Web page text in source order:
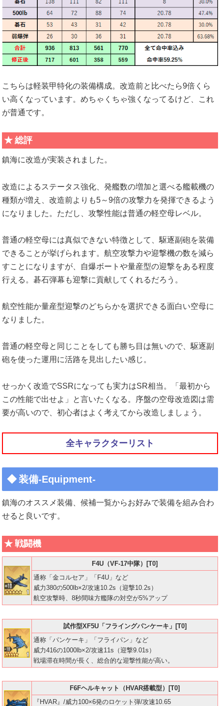
こちらは軽装甲特化の装備構成。改造前と比べたら9倍くら
い高くなっています。めちゃくちゃ強くなってるけど、これ
が普通です。
総評
鎮海に改造が実装されました。
改造によるステータス強化、発艦数の増加と選べる艦載機の
種類が増え、改造前よりも5～9倍の攻撃力を発揮できるよう
になりました。ただし、攻撃性能は普通の軽空母レベル。
普通の軽空母には真似できない特徴として、駆逐副砲を装備
できることが挙げられます。航空攻撃力や迎撃機の数を減ら
すことになりますが、自爆ボートや量産型の迎撃をある程度
行える。碁石弾幕も迎撃に貢献してくれるだろう。
航空性能か量産型迎撃のどちらかを選択できる面白い空母に
なりました。
普通の軽空母と同じことをしても勝ち目は無いので、駆逐副
砲を使った運用に活路を見出したい感じ。
せっかく改造でSSRになっても実力はSR相当。「最初から
この性能で出せよ」と言いたくなる。序盤の空母改造図は需
要が高いので、初心者はよく考えてから改造しましょう。
全キャラクターリスト
装備-Equipment-
鎮海のオススメ装備、候補一覧からお好みで装備を組み合わ
せると良いです。
戦闘機
F4U（VF-17中隊）[T0]
通称「金コルセア」「F4U」など
威力380の500lb×2/攻速10.2s（迎撃10.2s）
航空攻撃時、8秒間味方艦隊の対空が5%アップ
試作型XF5U「フライングパンケーキ」[T0]
通称「パンケーキ」「フライパン」など
威力416の1000lb×2/攻速11s（迎撃9.01s）
戦場滞在時間が長く、総合的な迎撃性能が高い。
F6Fヘルキャット（HVAR搭載型）[T0]
『HVAR』/威力100×6発のロケット弾/攻速10.65